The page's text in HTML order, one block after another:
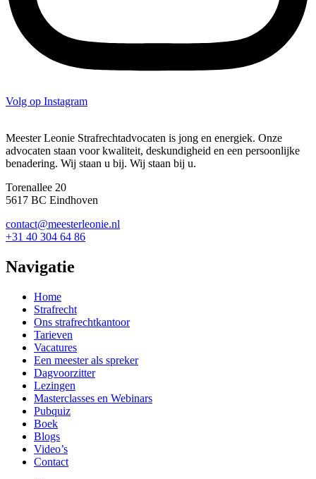
Volg op Instagram
Meester Leonie Strafrechtadvocaten is jong en energiek. Onze
advocaten staan voor kwaliteit, deskundigheid en een persoonlijke
benadering. Wij staan u bij. Wij staan bij u.
Torenallee 20
5617 BC Eindhoven
contact@meesterleonie.nl
+31 40 304 64 86
Navigatie
Home
Strafrecht
Ons strafrecht­kantoor
Tarieven
Vacatures
Een meester als spreker
Dagvoorzitter
Lezingen
Masterclasses en Webinars
Pubquiz
Boek
Blogs
Video’s
Contact